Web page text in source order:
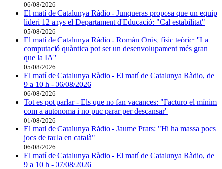
06/08/2026
El matí de Catalunya Ràdio - Junqueras proposa que un equip
lideri 12 anys el Departament d'Educació: "Cal estabilitat"
05/08/2026
El matí de Catalunya Ràdio - Román Orús, físic teòric: ''La
computació quàntica pot ser un desenvolupament més gran
que la IA''
05/08/2026
El matí de Catalunya Ràdio - El matí de Catalunya Ràdio, de
9 a 10 h - 06/08/2026
06/08/2026
Tot es pot parlar - Els que no fan vacances: "Facturo el mínim
com a autònoma i no puc parar per descansar"
01/08/2026
El matí de Catalunya Ràdio - Jaume Prats: "Hi ha massa pocs
jocs de taula en català"
06/08/2026
El matí de Catalunya Ràdio - El matí de Catalunya Ràdio, de
9 a 10 h - 07/08/2026